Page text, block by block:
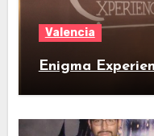
Valencia
Enigma